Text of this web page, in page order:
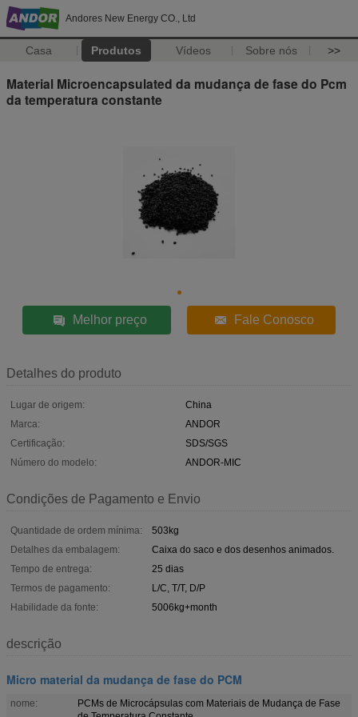
Andores New Energy CO., Ltd
Casa Produtos Vídeos Sobre nós >>
Material Microencapsulated da mudança de fase do Pcm
da temperatura constante
Melhor preço Fale Conosco
Detalhes do produto
Lugar de origem:
China
Marca:
ANDOR
Certificação:
SDS/SGS
Número do modelo:
ANDOR-MIC
Condições de Pagamento e Envio
Quantidade de ordem mínima:
503kg
Detalhes da embalagem:
Caixa do saco e dos desenhos animados.
Tempo de entrega:
25 dias
Termos de pagamento:
L/C, T/T, D/P
Habilidade da fonte:
5006kg+month
descrição
Micro material da mudança de fase do PCM
nome:
PCMs de Microcápsulas com Materiais de Mudança de Fase